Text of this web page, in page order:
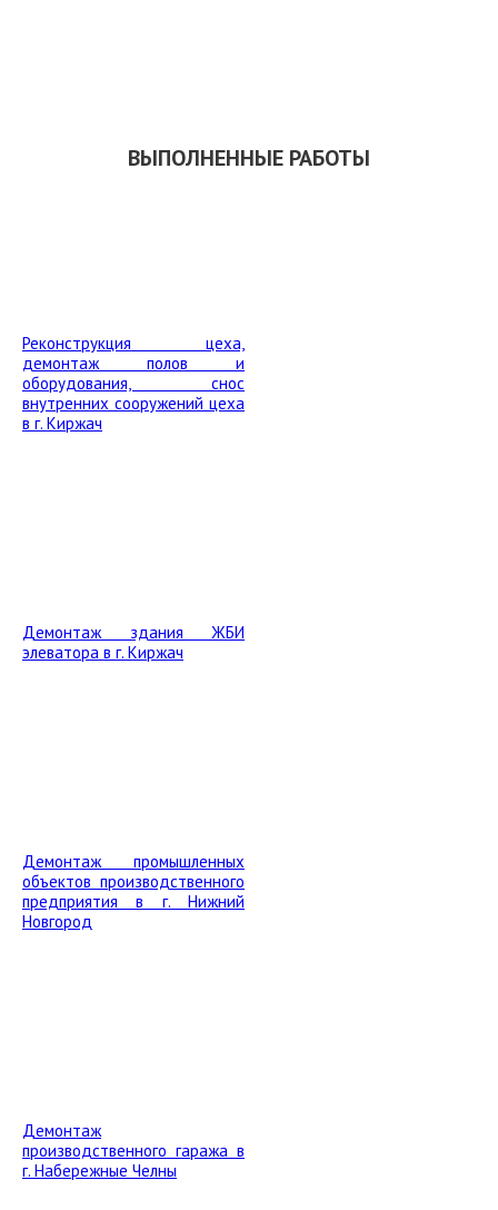
ВЫПОЛНЕННЫЕ РАБОТЫ
Реконструкция цеха,
демонтаж полов и
оборудования, снос
внутренних сооружений цеха
в г. Киржач
Демонтаж здания ЖБИ
элеватора в г. Киржач
Демонтаж промышленных
объектов производственного
предприятия в г. Нижний
Новгород
Демонтаж
производственного гаража в
г. Набережные Челны